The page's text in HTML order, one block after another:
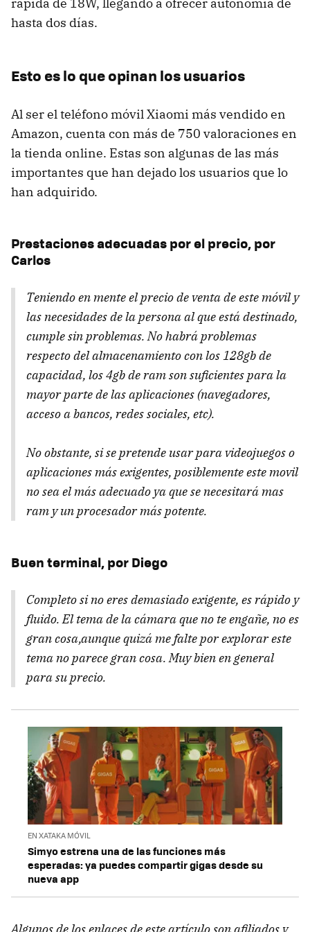
rápida de 18W, llegando a ofrecer autonomía de
hasta dos días.
Esto es lo que opinan los usuarios
Al ser el teléfono móvil Xiaomi más vendido en
Amazon, cuenta con más de 750 valoraciones en
la tienda online. Estas son algunas de las más
importantes que han dejado los usuarios que lo
han adquirido.
Prestaciones adecuadas por el precio, por
Carlos
Teniendo en mente el precio de venta de este móvil y
las necesidades de la persona al que está destinado,
cumple sin problemas. No habrá problemas
respecto del almacenamiento con los 128gb de
capacidad, los 4gb de ram son suficientes para la
mayor parte de las aplicaciones (navegadores,
acceso a bancos, redes sociales, etc).
No obstante, si se pretende usar para videojuegos o
aplicaciones más exigentes, posiblemente este movil
no sea el más adecuado ya que se necesitará mas
ram y un procesador más potente.
Buen terminal, por Diego
Completo si no eres demasiado exigente, es rápido y
fluido. El tema de la cámara que no te engañe, no es
gran cosa,aunque quizá me falte por explorar este
tema no parece gran cosa. Muy bien en general
para su precio.
EN XATAKA MÓVIL
Simyo estrena una de las funciones más
esperadas: ya puedes compartir gigas desde su
nueva app